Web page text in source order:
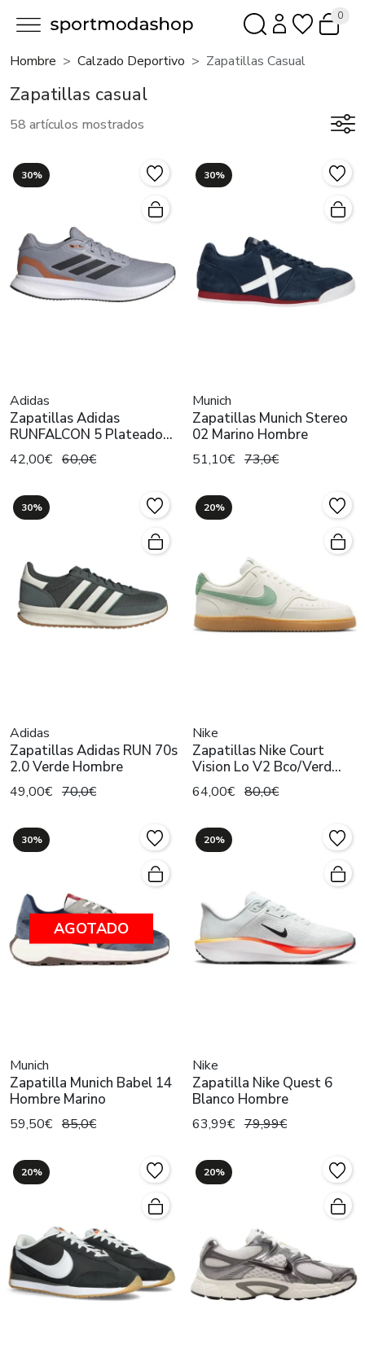
0
Hombre Calzado Deportivo Zapatillas Casual
Zapatillas casual
58 artículos mostrados
30%
Adidas
Zapatillas Adidas
RUNFALCON 5 Plateado
Hombre
42,00€ 60,0€
30%
Munich
Zapatillas Munich Stereo
02 Marino Hombre
51,10€ 73,0€
30%
Adidas
Zapatillas Adidas RUN 70s
2.0 Verde Hombre
49,00€ 70,0€
20%
Nike
Zapatillas Nike Court
Vision Lo V2 Bco/Verd
Hombre
64,00€ 80,0€
30%
AGOTADO
Munich
Zapatilla Munich Babel 14
Hombre Marino
59,50€ 85,0€
20%
Nike
Zapatilla Nike Quest 6
Blanco Hombre
63,99€ 79,99€
20% 20%